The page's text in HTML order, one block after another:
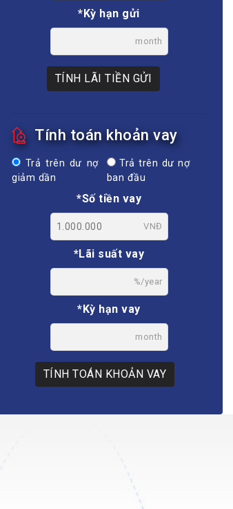
*Kỳ hạn gửi
month
TÍNH LÃI TIỀN GỬI
Tính toán khoản vay
Trả trên dư nợ
giảm dần
Trả trên dư nợ
ban đầu
*Số tiền vay
VNĐ
*Lãi suất vay
%/year
*Kỳ hạn vay
month
TÍNH TOÁN KHOẢN VAY